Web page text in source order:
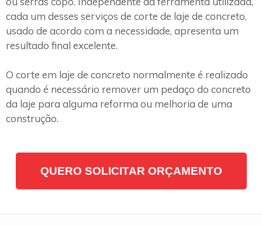
cada um desses serviços de corte de laje de concreto,
usado de acordo com a necessidade, apresenta um
resultado final excelente.
O corte em laje de concreto normalmente é realizado
quando é necessário remover um pedaço do concreto
da laje para alguma reforma ou melhoria de uma
construção.
QUERO SOLICITAR ORÇAMENTO